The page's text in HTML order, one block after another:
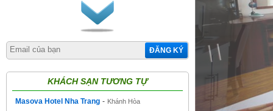
ĐĂNG KÝ
KHÁCH SẠN TƯƠNG TỰ
Masova Hotel Nha Trang - Khánh Hòa